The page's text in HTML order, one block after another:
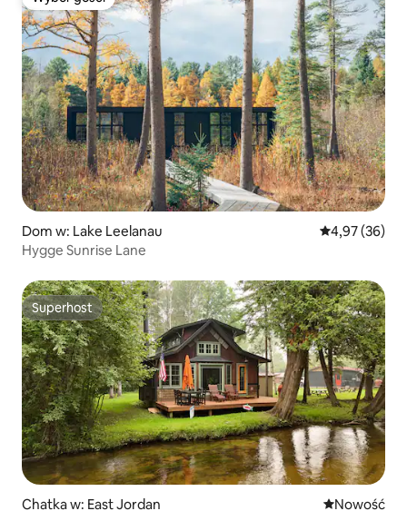
Wybór gości
Dom w: Lake Leelanau Średnia
4,97 (36)
Hygge Sunrise Lane
Superhost
Superhost
Chatka w: East Jordan Nowe
Nowość